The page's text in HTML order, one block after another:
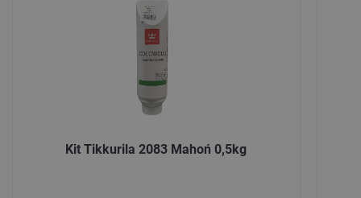
Kit Tikkurila 2083 Mahoń 0,5kg